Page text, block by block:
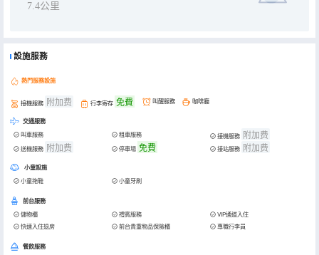
7.4公里
設施服務
熱門服務設施
接機服務 附加费 行李寄存 免費 叫醒服務 咖啡廳
交通服務
叫車服務 租車服務 接機服務 附加费
送機服務 附加费 停車場 免費 接站服務 附加费
小童設施
小童拖鞋 小童牙刷
前台服務
儲物櫃 禮賓服務
VIP通道入住
快速入住退房
前台貴重物品保險櫃 專職行李員
餐飲服務